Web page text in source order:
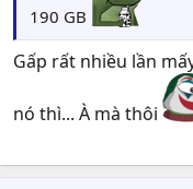
190 GB
Gấp rất nhiều lần
nó thì... À mà thôi